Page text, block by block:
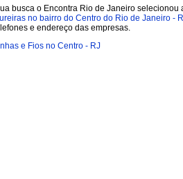
busca o Encontra Rio de Janeiro selecionou
no bairro do Centro do Rio de Janeiro -
e endereço das empresas.
e Fios no Centro - RJ